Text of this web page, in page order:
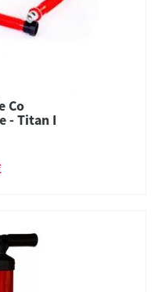
Co
- Titan I